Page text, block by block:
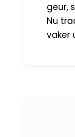
geur,
Nu
vaker